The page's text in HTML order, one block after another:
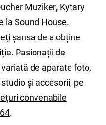
Muziker, Kytary
la Sound House.
șansa de a obține
Pasionații de
de aparate foto,
și accesorii, pe
convenabile
.